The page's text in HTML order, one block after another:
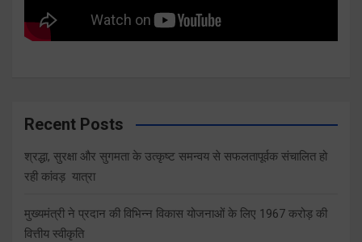
Recent Posts
श्रद्धा, सुरक्षा और सुगमता के उत्कृष्ट समन्वय से सफलतापूर्वक संचालित हो
रही कांवड़ यात्रा
मुख्यमंत्री ने प्रदान की विभिन्न विकास योजनाओं के लिए 1967 करोड़ की
वित्तीय स्वीकृति